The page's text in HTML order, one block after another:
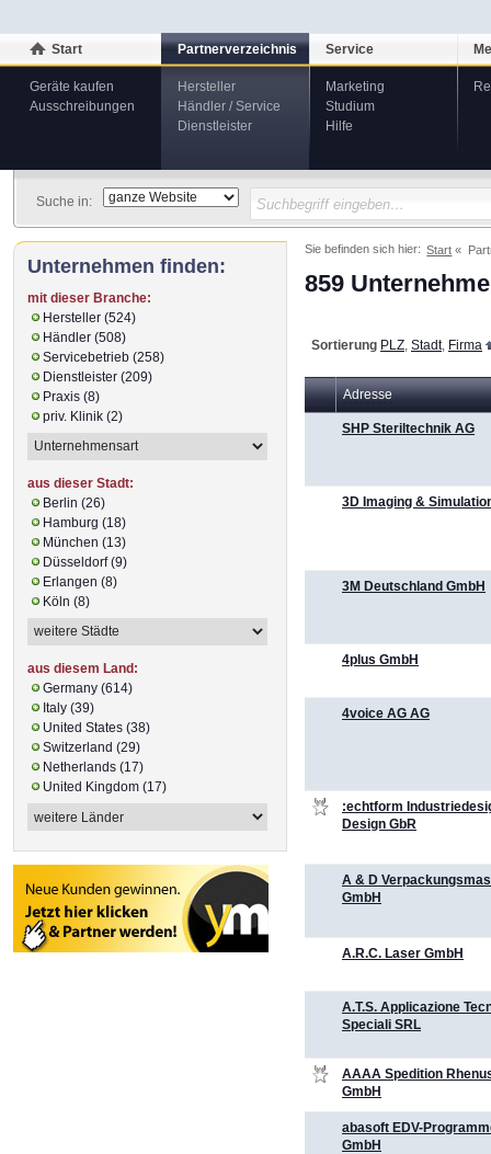
Start
Geräte kaufen
Ausschreibungen
Partnerverzeichnis
Hersteller
Händler / Service
Dienstleister
Service
Marketing
Studium
Hilfe
Suche in:
Sie befinden sich hier: Start
859
Sortierung PLZ Stadt, Firma
Adresse
SHP Steriltechnik AG
3D Imaging &
3M Deutschland GmbH
4plus GmbH
4voice AG AG
:echtform
Design GbR
A & D
GmbH
A.R.C. Laser GmbH
A.T.S. Applicazione
Speciali SRL
AAAA Spedition
GmbH
abasoft EDV-
GmbH
Unternehmen finden:
mit dieser Branche:
Hersteller (524)
Händler (508)
Servicebetrieb (258)
Dienstleister (209)
Praxis (8)
priv. Klinik (2)
aus dieser Stadt:
Berlin (26)
Hamburg (18)
München (13)
Düsseldorf (9)
Erlangen (8)
Köln (8)
aus diesem Land:
Germany (614)
Italy (39)
United States (38)
Switzerland (29)
Netherlands (17)
United Kingdom (17)